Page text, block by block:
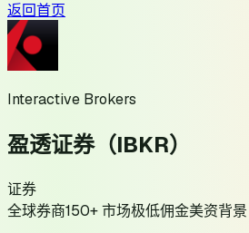
返回首页
Interactive Brokers
盈透证券（IBKR）
证券
全球券商150+ 市场极低佣金美资背景